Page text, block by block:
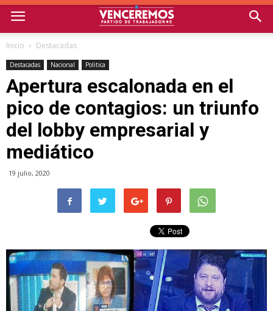
Inicio Destacadas
Destacadas Nacional Politica
Apertura escalonada en el
pico de contagios: un triunfo
del lobby empresarial y
mediático
19 julio, 2020